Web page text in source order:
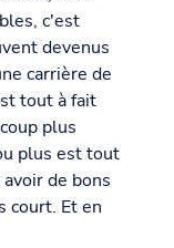
c'est
devenus
carrière de
tout à fait
plus
plus est tout
de bons
court. Et en